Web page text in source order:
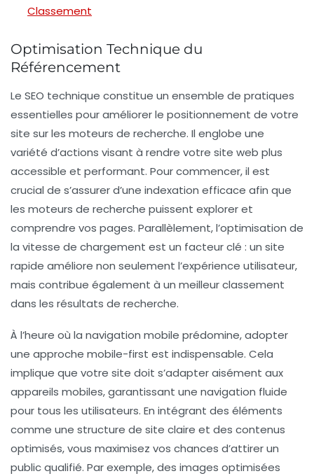
Classement
Optimisation Technique du
Référencement
Le SEO technique constitue un ensemble de pratiques
essentielles pour améliorer le positionnement de votre
site sur les moteurs de recherche. Il englobe une
variété d’actions visant à rendre votre site web plus
accessible et performant. Pour commencer, il est
crucial de s’assurer d’une indexation efficace afin que
les moteurs de recherche puissent explorer et
comprendre vos pages. Parallèlement, l’optimisation de
la vitesse de chargement est un facteur clé : un site
rapide améliore non seulement l’expérience utilisateur,
mais contribue également à un meilleur classement
dans les résultats de recherche.
À l’heure où la navigation mobile prédomine, adopter
une approche mobile-first est indispensable. Cela
implique que votre site doit s’adapter aisément aux
appareils mobiles, garantissant une navigation fluide
pour tous les utilisateurs. En intégrant des éléments
comme une structure de site claire et des contenus
optimisés, vous maximisez vos chances d’attirer un
public qualifié. Par exemple, des images optimisées